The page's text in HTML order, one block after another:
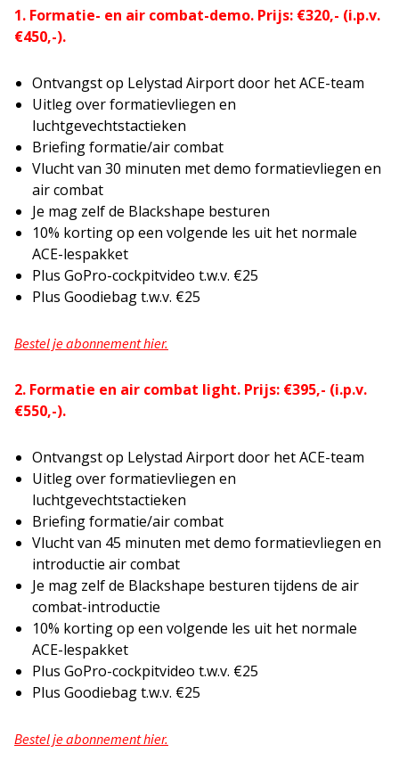
1. Formatie- en air combat-demo. Prijs: €320,- (i.p.v.
€450,-).
Ontvangst op Lelystad Airport door het ACE-team
Uitleg over formatievliegen en
luchtgevechtstactieken
Briefing formatie/air combat
Vlucht van 30 minuten met demo formatievliegen en
air combat
Je mag zelf de Blackshape besturen
10% korting op een volgende les uit het normale
ACE-lespakket
Plus GoPro-cockpitvideo t.w.v. €25
Plus Goodiebag t.w.v. €25
Bestel je abonnement hier.
2. Formatie en air combat light. Prijs: €395,- (i.p.v.
€550,-).
Ontvangst op Lelystad Airport door het ACE-team
Uitleg over formatievliegen en
luchtgevechtstactieken
Briefing formatie/air combat
Vlucht van 45 minuten met demo formatievliegen en
introductie air combat
Je mag zelf de Blackshape besturen tijdens de air
combat-introductie
10% korting op een volgende les uit het normale
ACE-lespakket
Plus GoPro-cockpitvideo t.w.v. €25
Plus Goodiebag t.w.v. €25
Bestel je abonnement hier.